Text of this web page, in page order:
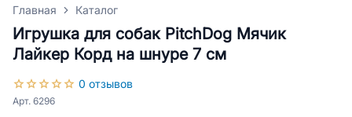
Главная Каталог
Игрушка для собак PitchDog Мячик
Лайкер Корд на шнуре 7 см
0 отзывов
Арт. 6296